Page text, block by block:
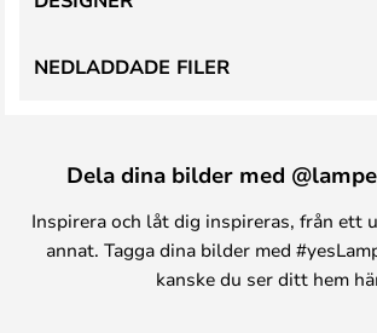
NEDLADDADE FILER
Dela dina bilder med
Inspirera och låt dig inspireras, från ett
annat. Tagga dina bilder med
kanske du ser ditt hem